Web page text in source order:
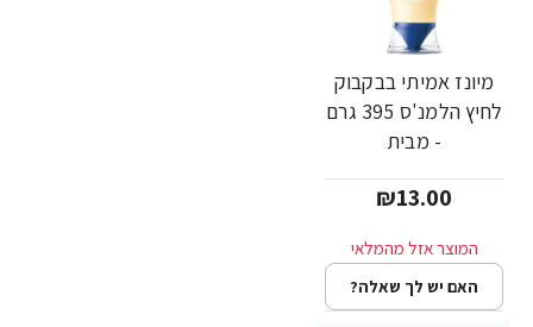
מיונז אמיתי בבקבוק
לחיץ הלמנ'ס 395 גרם
- מבית
₪13.00
האם יש לך שאלה?